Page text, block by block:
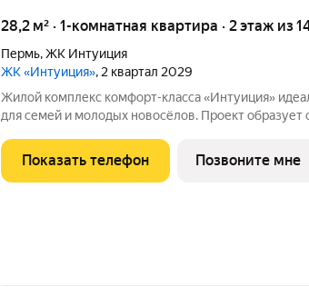
28,2 м² · 1-комнатная квартира · 2 этаж из
Пермь,ЖК Интуиция
ЖК «Интуиция», 2 квартал 2029
Жилой комплекс комфорт-класса «Интуиция» идеальный выбор
для семей и молодых новосёлов. Проект
Беляева - Одоевского. Новый жилой комплекс
в сложившуюся
Показать телефон Позвоните мне